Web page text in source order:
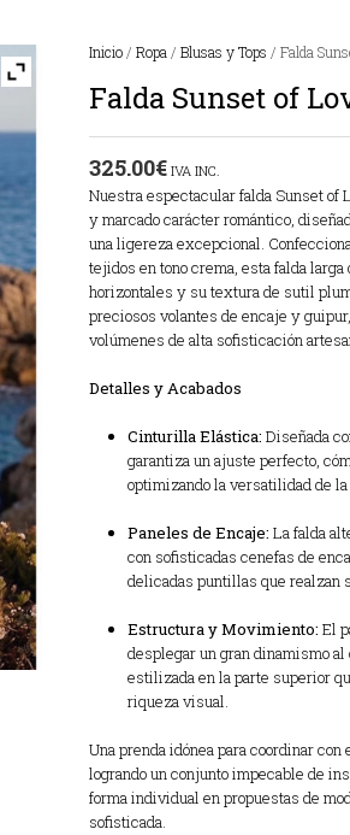
Inicio/ Ropa / Blusas y Tops / Falda
Falda Sunset of
325.00€ IVA INC.
Nuestra espectacular falda Sunset of
y marcado carácter romántico,
una ligereza excepcional.
tejidos en tono crema, esta falda
horizontales y su textura de sutil
preciosos volantes de encaje y
volúmenes de alta sofisticación
Detalles y Acabados
Cinturilla Elástica: Diseñada
garantiza un ajuste perfecto,
optimizando la versatilidad de
Paneles de Encaje: La falda
con sofisticadas cenefas de
delicadas puntillas que realzan
Estructura y Movimiento: El
desplegar un gran dinamismo
estilizada en la parte superior
riqueza visual.
Una prenda idónea para coordinar
logrando un conjunto impecable de
forma individual en propuestas de
sofisticada.